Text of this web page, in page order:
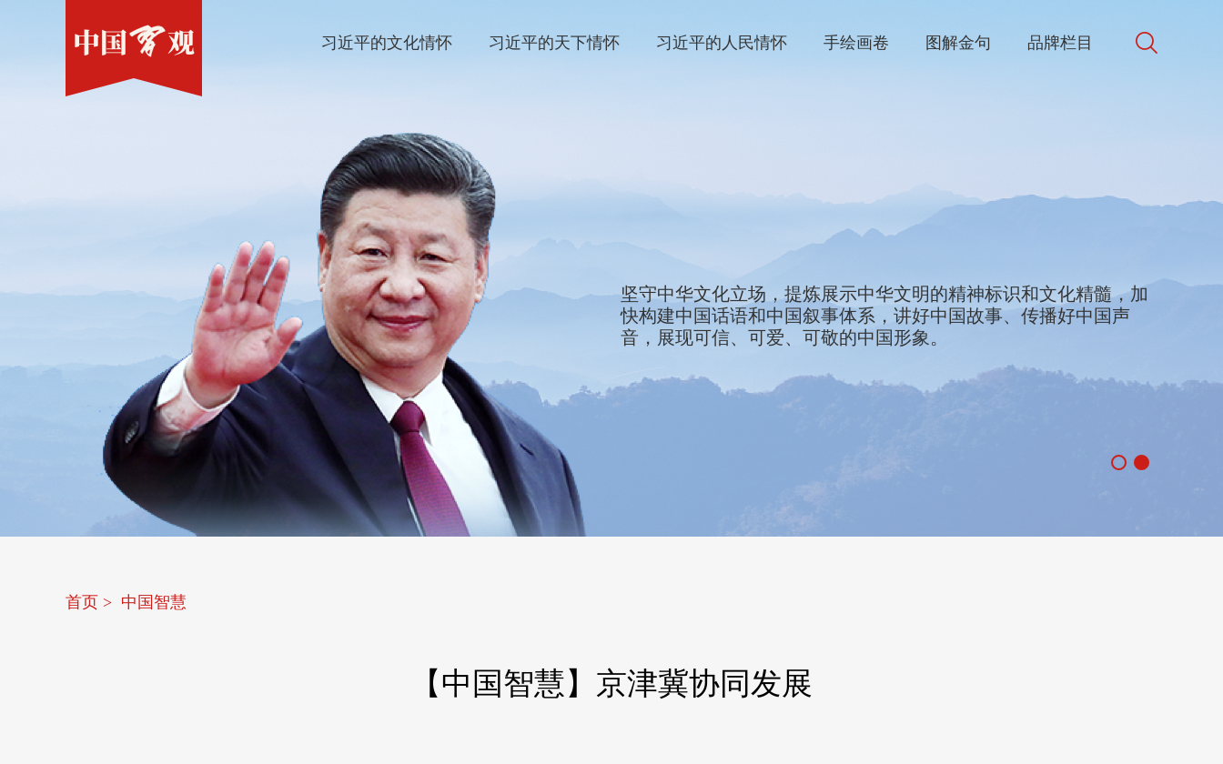
习近平的文化情怀 习近平的天下情怀 习近平的人民情怀 手绘画卷 图解金句 品牌栏目
We will stay firmly rooted in Chinese culture. We will collect and
refine the defining symbols and best elements of Chinese culture
and showcase them to the world. We will accelerate the
tell China’s stories, make China’s voice heard, and present a
China that is credible, appealing, and respectable.
坚守中华文化立场，提炼展示中华文明的精神标识和文化精髓，加
快构建中国话语和中国叙事体系，讲好中国故事、传播好中国声
音，展现可信、可爱、可敬的中国形象。
首页 > 中国智慧
【中国智慧】京津冀协同发展